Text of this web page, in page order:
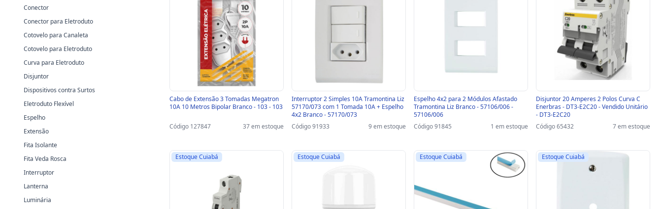
Conector
Conector para Eletroduto
Cotovelo para Canaleta
Cotovelo para Eletroduto
Curva para Eletroduto
Disjuntor
Dispositivos contra Surtos
Eletroduto Flexível
Espelho
Extensão
Fita Isolante
Fita Veda Rosca
Interruptor
Lanterna
Luminária
Cabo de Extensão 3 Tomadas Megatron
10A 10 Metros Bipolar Branco - 103 - 103
Código 127847 37 em estoque
Interruptor 2 Simples 10A Tramontina Liz
57170/073 com 1 Tomada 10A + Espelho
4x2 Branco - 57170/073
Código 91933
9 em estoque
Espelho 4x2 para 2 Módulos Afastado
Tramontina Liz Branco - 57106/006 -
57106/006
Código 91845
1 em estoque
Disjuntor 20 Amperes 2 Polos Curva C
Enerbras - DT3-E2C20 - Vendido Unitário
- DT3-E2C20
Código 65432
7 em estoque
Estoque Cuiabá Estoque Cuiabá Estoque Cuiabá Estoque Cuiabá